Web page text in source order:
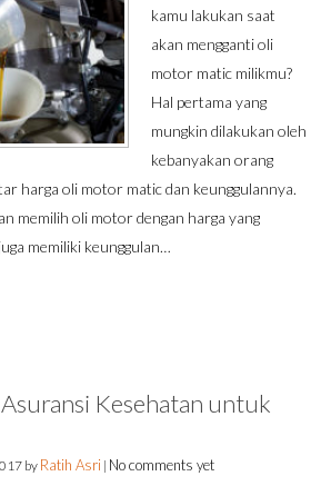
kamu lakukan saat
akan mengganti oli
motor matic milikmu?
Hal pertama yang
mungkin dilakukan oleh
kebanyakan orang
harga oli motor matic dan keunggulannya.
memilih oli motor dengan harga yang
memiliki keunggulan…
Kesehatan untuk
by Ratih Asri | No comments yet